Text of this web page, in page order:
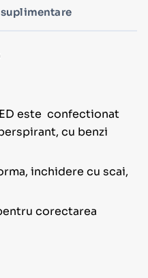
este confectionat
cu benzi
inchidere cu scai,
corectarea